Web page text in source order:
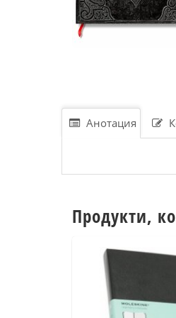
Анотация
Продукти,